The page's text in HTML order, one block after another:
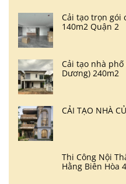
Cải tạo trọn gói
140m2 Quận 2
Cải tạo nhà
Dương) 240m2
CẢI TẠO NHÀ
Thi Công Nội
Hằng Biên Hòa